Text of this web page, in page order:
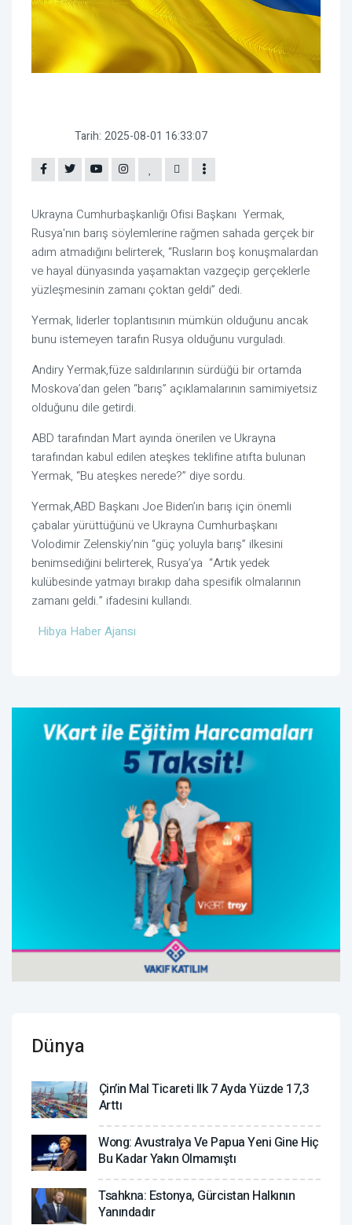
Tarih: 2025-08-01 16:33:07
Ukrayna Cumhurbaşkanlığı Ofisi Başkanı Yermak,
Rusya'nın barış söylemlerine rağmen sahada gerçek bir
adım atmadığını belirterek, “Rusların boş konuşmalardan
ve hayal dünyasında yaşamaktan vazgeçip gerçeklerle
yüzleşmesinin zamanı çoktan geldi” dedi.
Yermak, liderler toplantısının mümkün olduğunu ancak
bunu istemeyen tarafın Rusya olduğunu vurguladı.
Andiry Yermak,füze saldırılarının sürdüğü bir ortamda
Moskova’dan gelen “barış” açıklamalarının samimiyetsiz
olduğunu dile getirdi.
ABD tarafından Mart ayında önerilen ve Ukrayna
tarafından kabul edilen ateşkes teklifine atıfta bulunan
Yermak, “Bu ateşkes nerede?” diye sordu.
Yermak,ABD Başkanı Joe Biden’ın barış için önemli
çabalar yürüttüğünü ve Ukrayna Cumhurbaşkanı
Volodimir Zelenskiy’nin “güç yoluyla barış” ilkesini
benimsediğini belirterek, Rusya’ya “Artık yedek
kulübesinde yatmayı bırakıp daha spesifik olmalarının
zamanı geldi.” ifadesini kullandı.
Hibya Haber Ajansı
Dünya
Çin’in Mal Ticareti Ilk 7 Ayda Yüzde 17,3
Arttı
Wong: Avustralya Ve Papua Yeni Gine Hiç
Bu Kadar Yakın Olmamıştı
Tsahkna: Estonya, Gürcistan Halkının
Yanındadır